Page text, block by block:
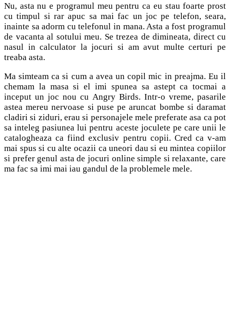
Nu, asta nu e programul meu pentru ca eu stau foarte prost
cu timpul si rar apuc sa mai fac un joc pe telefon, seara,
inainte sa adorm cu telefonul in mana. Asta a fost programul
de vacanta al sotului meu. Se trezea de dimineata, direct cu
nasul in calculator la jocuri si am avut multe certuri pe
treaba asta.
Ma simteam ca si cum a avea un copil mic in preajma. Eu il
chemam la masa si el imi spunea sa astept ca tocmai a
inceput un joc nou cu Angry Birds. Intr-o vreme, pasarile
astea mereu nervoase si puse pe aruncat bombe si daramat
cladiri si ziduri, erau si personajele mele preferate asa ca pot
sa inteleg pasiunea lui pentru aceste joculete pe care unii le
catalogheaza ca fiind exclusiv pentru copii. Cred ca v-am
mai spus si cu alte ocazii ca uneori dau si eu mintea copiilor
si prefer genul asta de jocuri online simple si relaxante, care
ma fac sa imi mai iau gandul de la problemele mele.